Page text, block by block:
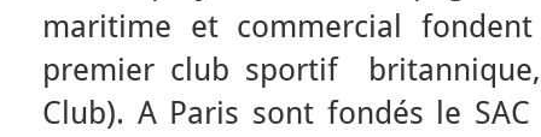
maritime et commercial
premier club sportif
Club). A Paris sont fondés le